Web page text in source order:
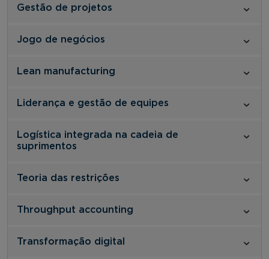
Gestão de projetos
Jogo de negócios
Lean manufacturing
Liderança e gestão de equipes
Logística integrada na cadeia de
suprimentos
Teoria das restrições
Throughput accounting
Transformação digital